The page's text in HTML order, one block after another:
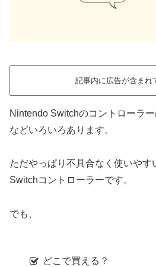
記事内に広告が含まれ
Nintendo Switchのコントローラ
などいろいろあります。
ただやっぱり不具合なく使いや
Switchコントローラーです。
でも、
どこで買える？